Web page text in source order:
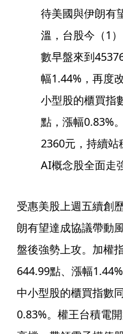
待美國與伊朗有
溫，台股今（1
數早盤來到
幅1.44%，再度
小型股的櫃買指
點，漲幅0.83%
2360元，持續
AI概念股全面走
受惠美股上週五續創
朗有望達成協議帶動
盤後強勢上攻。加權
644.99點、漲幅
中小型股的櫃買指數
0.83%。權王台積電